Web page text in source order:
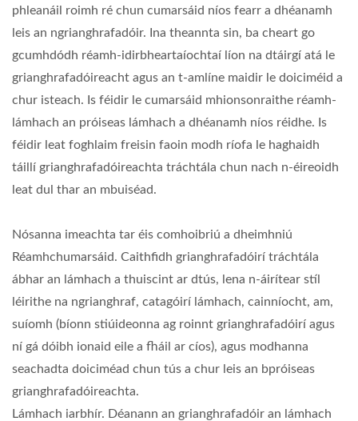
phleanáil roimh ré chun cumarsáid níos fearr a dhéanamh
leis an ngrianghrafadóir. Ina theannta sin, ba cheart go
gcumhdódh réamh-idirbheartaíochtaí líon na dtáirgí atá le
grianghrafadóireacht agus an t-amlíne maidir le doiciméid a
chur isteach. Is féidir le cumarsáid mhionsonraithe réamh-
lámhach an próiseas lámhach a dhéanamh níos réidhe. Is
féidir leat foghlaim freisin faoin modh ríofa le haghaidh
táillí grianghrafadóireachta tráchtála chun nach n-éireoidh
leat dul thar an mbuiséad.
Nósanna imeachta tar éis comhoibriú a dheimhniú
Réamhchumarsáid. Caithfidh grianghrafadóirí tráchtála
ábhar an lámhach a thuiscint ar dtús, lena n-áirítear stíl
léirithe na ngrianghraf, catagóirí lámhach, cainníocht, am,
suíomh (bíonn stiúideonna ag roinnt grianghrafadóirí agus
ní gá dóibh ionaid eile a fháil ar cíos), agus modhanna
seachadta doiciméad chun tús a chur leis an bpróiseas
grianghrafadóireachta.
Lámhach iarbhír. Déanann an grianghrafadóir an lámhach